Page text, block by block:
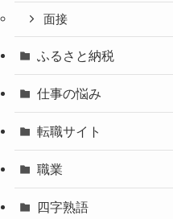
面接
ふるさと納税
仕事の悩み
転職サイト
職業
四字熟語